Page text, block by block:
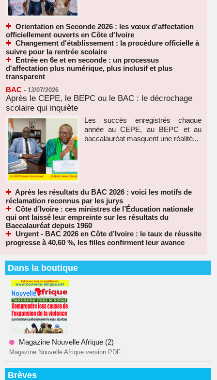
Orientation en Seconde 2026 : les vœux d'affectation
officiellement ouverts en Côte d'Ivoire
Changement d'établissement : la procédure officielle à
suivre pour la rentrée scolaire
Entrée en 6e et en seconde : un processus
d'affectation plus numérique, plus inclusif et plus
transparent
BAC - 13/07/2026
Après le CEPE, le BEPC ou le BAC : le décrochage
scolaire qui inquiète
Les succès enregistrés chaque
année au CEPE, au BEPC et au
baccalauréat masquent une réalité...
Après les résultats du BAC 2026 : voici les motifs de
réclamation reconnus par les jurys
Côte d’Ivoire : ces ministres de l’Éducation nationale
qui ont laissé leur empreinte sur les résultats du
Baccalauréat depuis 1960
Urgent - BAC 2026 en Côte d’Ivoire : le taux de réussite
progresse à 40,60 %, les filles confirment leur avance
Dans la boutique
Magazine Nouvelle Afrique (2)
Magazine Nouvelle Afrique version PDF
Brèves